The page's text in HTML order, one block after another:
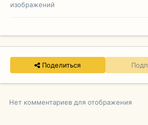
изображений
Поделиться
Нет комментариев для отображения